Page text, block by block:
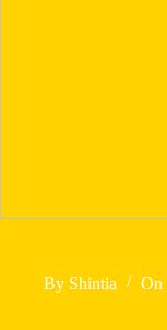
By Shintia On